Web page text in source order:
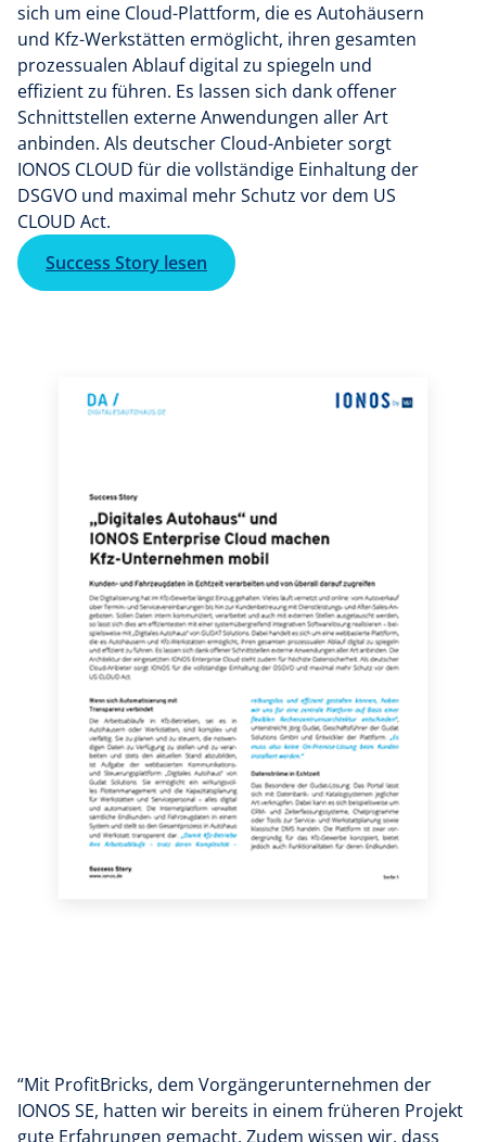
sich um eine Cloud-Plattform, die es Autohäusern
und Kfz-Werkstätten ermöglicht, ihren gesamten
prozessualen Ablauf digital zu spiegeln und
effizient zu führen. Es lassen sich dank offener
Schnittstellen externe Anwendungen aller Art
anbinden. Als deutscher Cloud-Anbieter sorgt
IONOS CLOUD für die vollständige Einhaltung der
DSGVO und maximal mehr Schutz vor dem US
CLOUD Act.
Success Story lesen
“Mit ProfitBricks, dem Vorgängerunternehmen der
IONOS SE, hatten wir bereits in einem früheren Projekt
gute Erfahrungen gemacht. Zudem wissen wir, dass